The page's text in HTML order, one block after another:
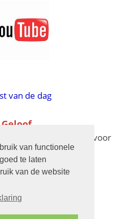
van functionele
te laten
van de website
van de dag
voor
2025 en 2026